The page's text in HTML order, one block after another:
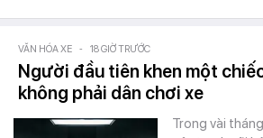
VĂN HÓA XE - 18 GIỜ TRƯỚC
Người đầu tiên khen một
không phải dân chơi xe
Trong vài